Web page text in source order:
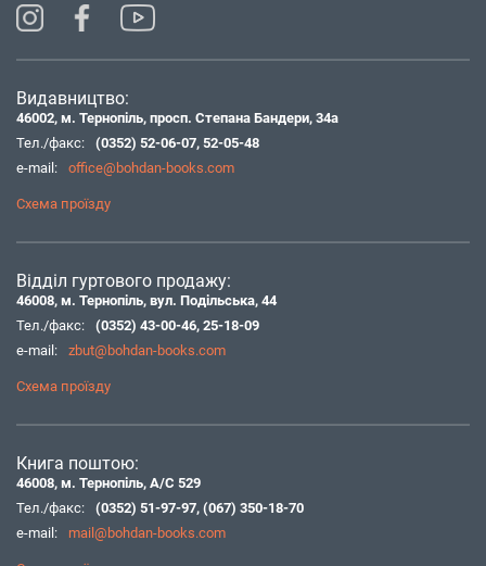
Видавництво:
46002, м. Тернопіль, просп. Степана Бандери, 34а
Тел./факс:
(0352) 52-06-07, 52-05-48
e-mail:
office@bohdan-books.com
Схема проїзду
Відділ гуртового продажу:
46008, м. Тернопіль, вул. Подільська, 44
Тел./факс:
(0352) 43-00-46, 25-18-09
e-mail:
zbut@bohdan-books.com
Схема проїзду
Книга поштою:
46008, м. Тернопіль, А/С 529
Тел./факс:
(0352) 51-97-97, (067) 350-18-70
e-mail:
mail@bohdan-books.com